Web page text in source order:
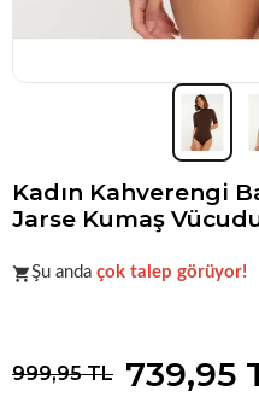
Kadın Kahverengi
Jarse Kumaş
Acele et!Stoklar hızla
Şu anda çok talep görüyor!
999,95 TL 739,95